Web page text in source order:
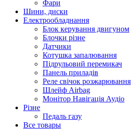
Фари
Шини, диски
Електрообладнання
Блок керування двигуном
Блочки різне
Датчики
Котушка запалювання
Підрульовий перемикач
Панель приладів
Реле свічок розжарювання
Шлейф Airbag
Монітор Навігація Аудіо
Різне
Педаль газу
Все товары